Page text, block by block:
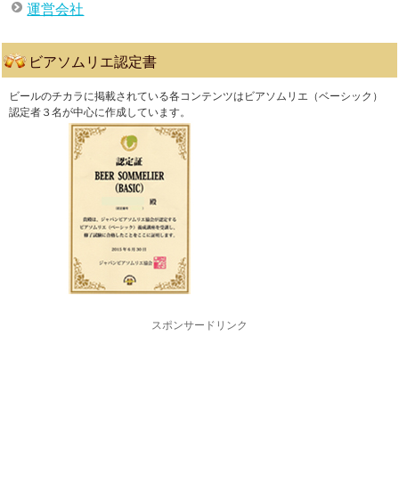
運営会社
ビアソムリエ認定書
ビールのチカラに掲載されている各コンテンツはビアソムリエ（ベーシック）
認定者３名が中心に作成しています。
スポンサードリンク